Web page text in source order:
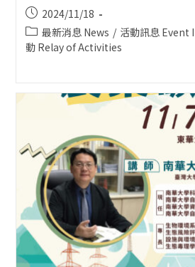
Post
published:
2024/11/18
Post
category:
最新消息 News / 活動訊息
動 Relay of Activities